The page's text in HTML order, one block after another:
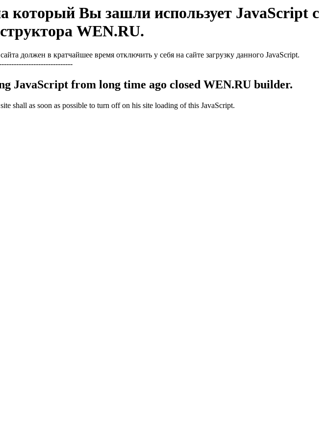
который Вы зашли использует JavaScript с
WEN.RU.
должен в кратчайшее время отключить у себя на сайте загрузку данного JavaScript.
JavaScript from long time ago closed WEN.RU builder.
shall as soon as possible to turn off on his site loading of this JavaScript.